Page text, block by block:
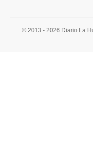
© 2013 - 2026 Diario La